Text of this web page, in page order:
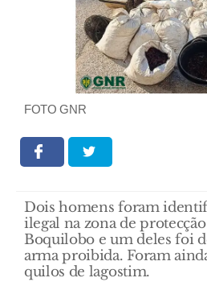
FOTO GNR
Dois homens foram
ilegal na zona de
Boquilobo e um deles foi
arma proibida. Foram
quilos de lagostim.